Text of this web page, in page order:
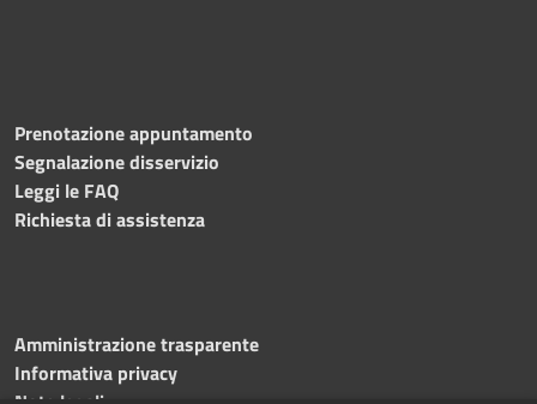
Prenotazione appuntamento
Segnalazione disservizio
Leggi le FAQ
Richiesta di assistenza
Amministrazione trasparente
Informativa privacy